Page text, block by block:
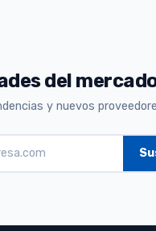
del
y nuevos